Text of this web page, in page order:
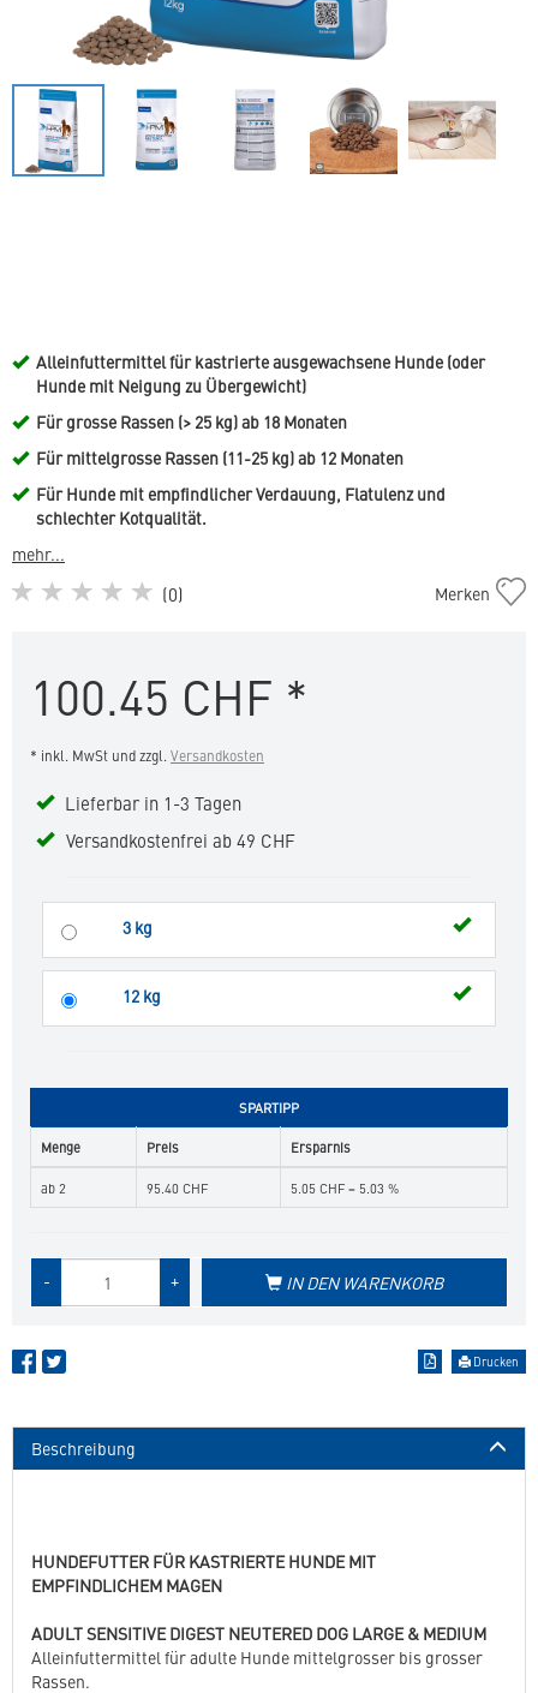
Alleinfuttermittel für kastrierte ausgewachsene Hunde (oder
Hunde mit Neigung zu Übergewicht)
Für grosse Rassen (> 25 kg) ab 18 Monaten
Für mittelgrosse Rassen (11-25 kg) ab 12 Monaten
Für Hunde mit empfindlicher Verdauung, Flatulenz und
schlechter Kotqualität.
mehr...
(0)
Dog
Merken
100.45 CHF *
* inkl. MwSt und zzgl.Versandkosten
Lieferbar in 1-3 Tagen
Versandkostenfrei ab 49 CHF
3 kg
12 kg
SPARTIPP
Menge Preis Ersparnis
ab 2 95.40 CHF 5.05 CHF = 5.03 %
+
- IN DEN WARENKORB
Drucken
Beschreibung
HUNDEFUTTER FÜR KASTRIERTE HUNDE MIT
EMPFINDLICHEM MAGEN
ADULT SENSITIVE DIGEST NEUTERED DOG LARGE & MEDIUM
Alleinfuttermittel für adulte Hunde mittelgrosser bis grosser
Rassen.